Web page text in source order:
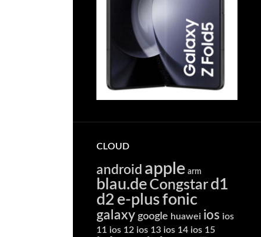
CLOUD
android apple arm
blau.de Congstar d1
d2 e-plusfonic
galaxy google huawei ios ios
11 ios 12 ios 13 ios 14 ios 15